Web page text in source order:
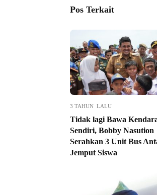
Pos Terkait
3 TAHUN LALU
Tidak lagi Bawa
Sendiri, Bobby Nasution
Serahkan 3 Unit Bus
Jemput Siswa